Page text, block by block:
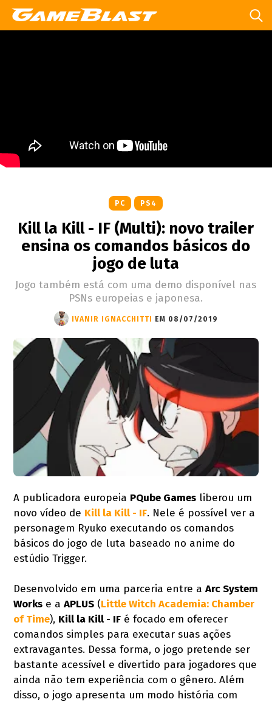
PC PS4
Kill la Kill - IF (Multi): novo trailer
ensina os comandos básicos do
jogo de luta
Jogo também está com uma demo disponível nas
PSNs europeias e japonesa.
IVANIR IGNACCHITTI EM 08/07/2019
A publicadora europeia PQube Games liberou um
novo vídeo de Kill la Kill - IF. Nele é possível ver a
personagem Ryuko executando os comandos
básicos do jogo de luta baseado no anime do
estúdio Trigger.
Desenvolvido em uma parceria entre aArc System
Works e aAPLUS (Little Witch Academia: Chamber
of Time), Kill la Kill - IF é focado em oferecer
comandos simples para executar suas ações
extravagantes. Dessa forma, o jogo pretende ser
bastante acessível e divertido para jogadores que
ainda não tem experiência com o gênero. Além
disso, o jogo apresenta um modo história com